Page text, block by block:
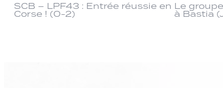
SCB – LPF43 : Entrée réussie en
Corse ! (0-2)
Le
à Bastia